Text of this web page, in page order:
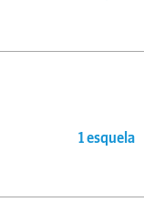
1 esquela